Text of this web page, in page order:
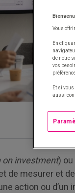
on investment)
de mesurer et
action ou
Vous
En
de notre
vos
Et si
aussi